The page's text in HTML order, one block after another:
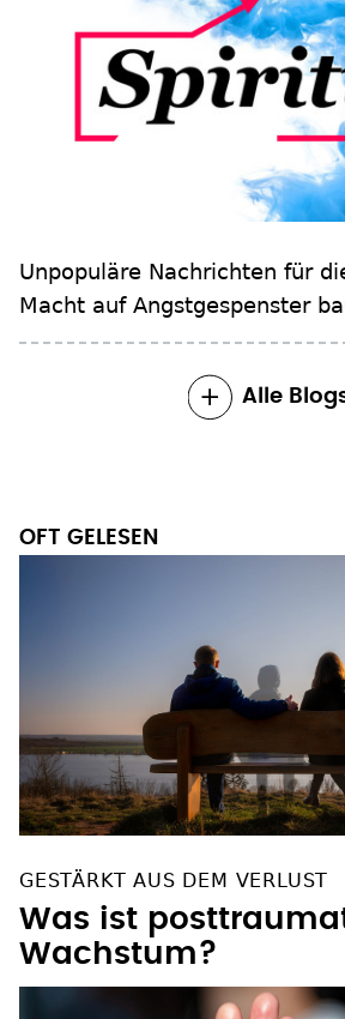
Unpopuläre Nachrichten für
Macht auf Angstgespenster
Alle
OFT GELESEN
GESTÄRKT AUS DEM VERLUST
Was ist
Wachstum?